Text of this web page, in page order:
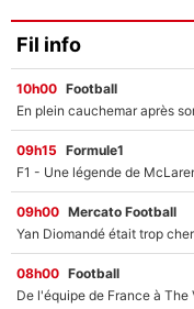
Fil info
10h00 Football
09h15 Formule1
09h00 Mercato Football
08h00 Football